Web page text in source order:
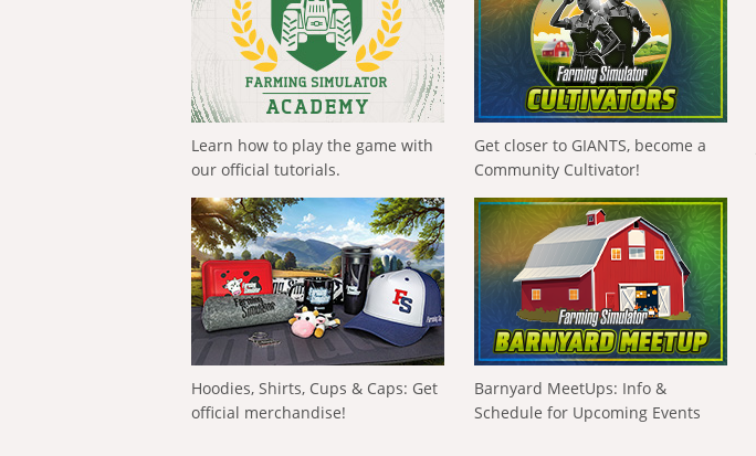
Learn how to play the game with
our official tutorials.
Get closer to GIANTS, become a
Community Cultivator!
Hoodies, Shirts, Cups & Caps: Get
official merchandise!
Barnyard MeetUps: Info &
Schedule for Upcoming Events